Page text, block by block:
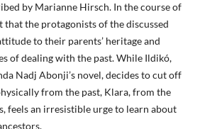
by Marianne Hirsch. In the course of
that the protagonists of the discussed
to their parents’ heritage and
of dealing with the past. While Ildikó,
Nadj Abonji’s novel, decides to cut off
from the past, Klara, from the
feels an irresistible urge to learn about